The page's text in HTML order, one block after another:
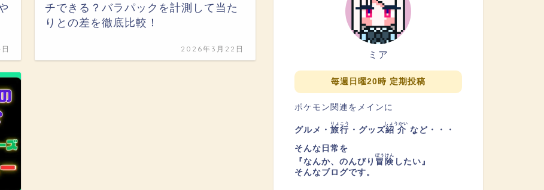
チできる？バラパックを計測して当た
りとの差を徹底比較！
2026年3月22日
ミア
毎週日曜20時 定期投稿
ポケモン関連をメインに
グルメ・ 旅行
りょこう
・グッズ紹介
しょうかい
など・・・
そんな日常を
『なんか、のんびり 冒険
ぼうけん
したい』
そんなブログです。